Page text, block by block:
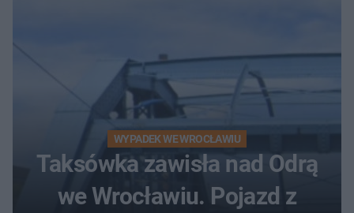
WYPADEK WE WROCŁAWIU
Taksówka zawisła nad Odrą
we Wrocławiu. Pojazd z